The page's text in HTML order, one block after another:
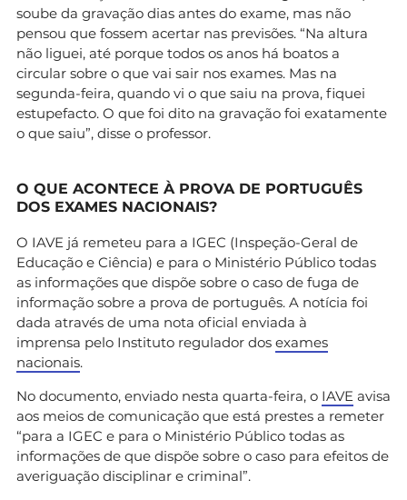
soube da gravação dias antes do exame, mas não
pensou que fossem acertar nas previsões. “Na altura
não liguei, até porque todos os anos há boatos a
circular sobre o que vai sair nos exames. Mas na
segunda-feira, quando vi o que saiu na prova, fiquei
estupefacto. O que foi dito na gravação foi exatamente
o que saiu”, disse o professor.
O QUE ACONTECE À PROVA DE PORTUGUÊS
DOS EXAMES NACIONAIS?
O IAVE já remeteu para a IGEC (Inspeção-Geral de
Educação e Ciência) e para o Ministério Público todas
as informações que dispõe sobre o caso de fuga de
informação sobre a prova de português. A notícia foi
dada através de uma nota oficial enviada à
imprensa pelo Instituto regulador dos exames
nacionais.
No documento, enviado nesta quarta-feira, o IAVE avisa
aos meios de comunicação que está prestes a remeter
“para a IGEC e para o Ministério Público todas as
informações de que dispõe sobre o caso para efeitos de
averiguação disciplinar e criminal”.